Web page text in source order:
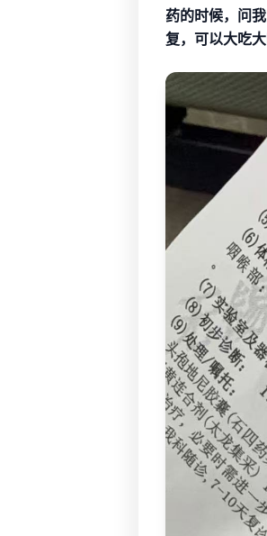
药的时候，问
复，可以大吃